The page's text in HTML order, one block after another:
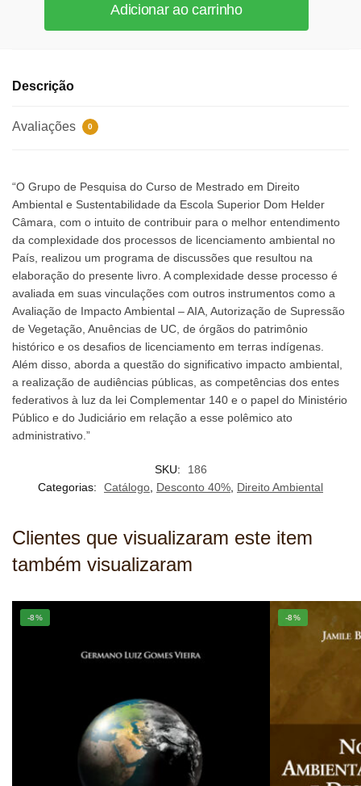
Adicionar ao carrinho
Descrição
Avaliações 0
“O Grupo de Pesquisa do Curso de Mestrado em Direito
Ambiental e Sustentabilidade da Escola Superior Dom Helder
Câmara, com o intuito de contribuir para o melhor entendimento
da complexidade dos processos de licenciamento ambiental no
País, realizou um programa de discussões que resultou na
elaboração do presente livro. A complexidade desse processo é
avaliada em suas vinculações com outros instrumentos como a
Avaliação de Impacto Ambiental – AIA, Autorização de Supressão
de Vegetação, Anuências de UC, de órgãos do patrimônio
histórico e os desafios de licenciamento em terras indígenas.
Além disso, aborda a questão do significativo impacto ambiental,
a realização de audiências públicas, as competências dos entes
federativos à luz da lei Complementar 140 e o papel do Ministério
Público e do Judiciário em relação a esse polêmico ato
administrativo.”
SKU:
186
Categorias:
Catálogo, Desconto 40%, Direito Ambiental
Clientes que visualizaram este item
também visualizaram
-8% -8%